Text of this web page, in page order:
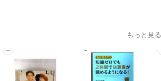
もっと見る
5 6